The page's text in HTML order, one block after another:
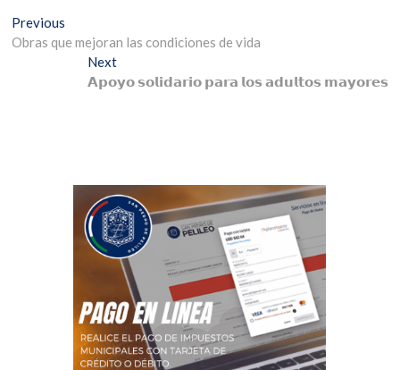
Previous
Obras que mejoran las condiciones de vida
Next
𝗔𝗽𝗼𝘆𝗼 𝘀𝗼𝗹𝗶𝗱𝗮𝗿𝗶𝗼 𝗽𝗮𝗿𝗮 𝗹𝗼𝘀 𝗮𝗱𝘂𝗹𝘁𝗼𝘀 𝗺𝗮𝘆𝗼𝗿𝗲𝘀